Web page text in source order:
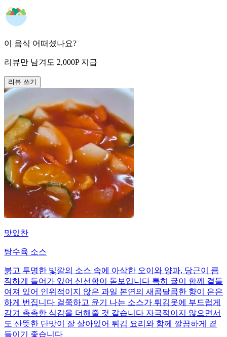
이 음식 어떠셨나요?
리뷰만 남겨도 2,000P 지급
리뷰 쓰기
맛있찬
탕수육 소스
붉고 투명한 빛깔의 소스 속에 아삭한 오이와 양파, 당근이 큼
직하게 들어가 있어 신선함이 돋보입니다 특히 귤이 함께 곁들
여져 있어 인위적이지 않은 과일 본연의 새콤달콤한 향이 은은
하게 번집니다 걸쭉하고 윤기 나는 소스가 튀김옷에 부드럽게
감겨 촉촉한 식감을 더해줄 것 같습니다 자극적이지 않으면서
도 산뜻한 단맛이 잘 살아있어 튀김 요리와 함께 깔끔하게 곁
들이기 좋습니다